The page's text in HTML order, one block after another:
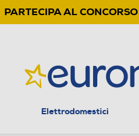
PARTECIPA AL
Elettrodomestici